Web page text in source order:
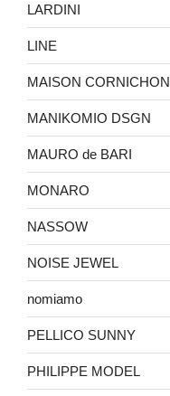
LARDINI
LINE
MAISON CORNICHON
MANIKOMIO DSGN
MAURO de BARI
MONARO
NASSOW
NOISE JEWEL
nomiamo
PELLICO SUNNY
PHILIPPE MODEL